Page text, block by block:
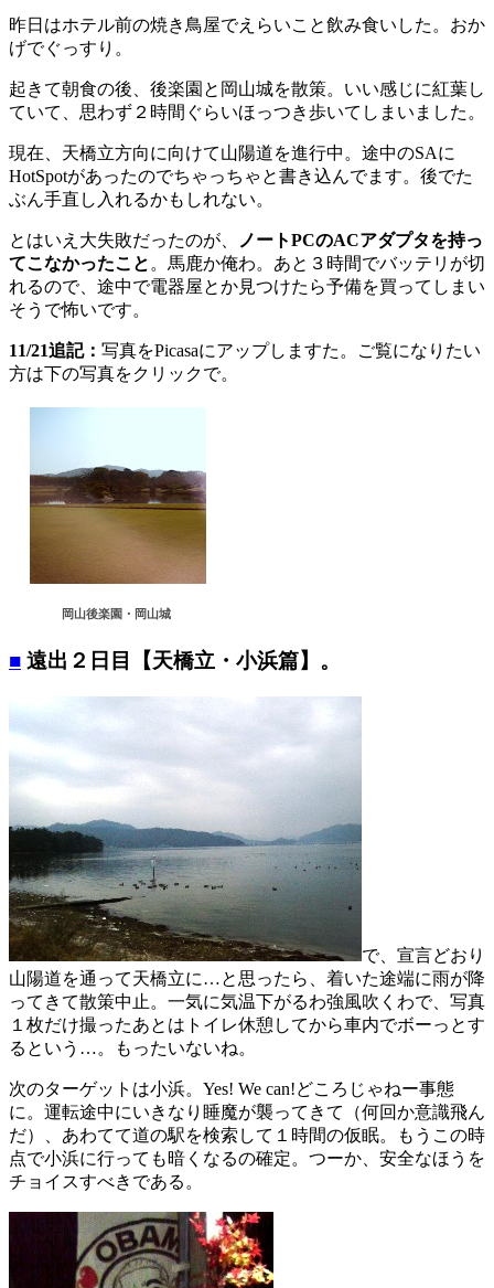
昨日はホテル前の焼き鳥屋でえらいこと飲み食いした。おか
げでぐっすり。
起きて朝食の後、後楽園と岡山城を散策。いい感じに紅葉し
ていて、思わず２時間ぐらいほっつき歩いてしまいました。
現在、天橋立方向に向けて山陽道を進行中。途中のSAに
HotSpotがあったのでちゃっちゃと書き込んでます。後でた
ぶん手直し入れるかもしれない。
とはいえ大失敗だったのが、
ノートPCのACアダプタを持っ
てこなかったこと 。馬鹿か俺わ。あと３時間でバッテリが切
れるので、途中で電器屋とか見つけたら予備を買ってしまい
そうで怖いです。
11/21追記： 写真をPicasaにアップしますた。ご覧になりたい
方は下の写真をクリックで。
岡山後楽園・岡山城
■ 遠出２日目【天橋立・小浜篇】。
で、宣言どおり
山陽道を通って天橋立に…と思ったら、着いた途端に雨が降
ってきて散策中止。一気に気温下がるわ強風吹くわで、写真
１枚だけ撮ったあとはトイレ休憩してから車内でボーっとす
るという…。もったいないね。
次のターゲットは小浜。Yes! We can!どころじゃねー事態
に。運転途中にいきなり睡魔が襲ってきて（何回か意識飛ん
だ）、あわてて道の駅を検索して１時間の仮眠。もうこの時
点で小浜に行っても暗くなるの確定。つーか、安全なほうを
チョイスすべきである。